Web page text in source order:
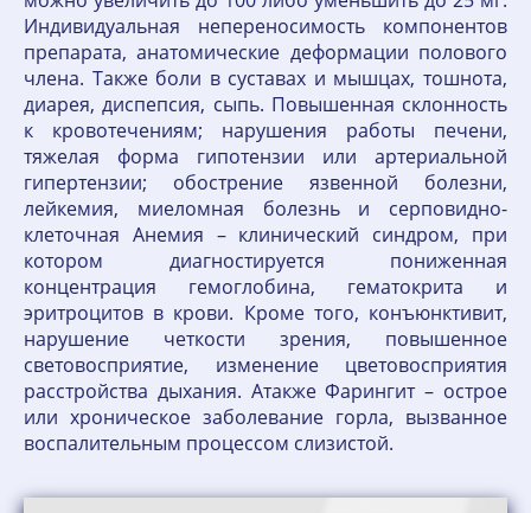
Индивидуальная непереносимость компонентов
препарата, анатомические деформации полового
члена. Также боли в суставах и мышцах, тошнота,
диарея, диспепсия, сыпь. Повышенная склонность
к кровотечениям; нарушения работы печени,
тяжелая форма гипотензии или артериальной
гипертензии; обострение язвенной болезни,
лейкемия, миеломная болезнь и серповидно-
клеточная Анемия – клинический синдром, при
котором диагностируется пониженная
концентрация гемоглобина, гематокрита и
эритроцитов в крови. Кроме того, конъюнктивит,
нарушение четкости зрения, повышенное
световосприятие, изменение цветовосприятия
расстройства дыхания. Атакже Фарингит – острое
или хроническое заболевание горла, вызванное
воспалительным процессом слизистой.